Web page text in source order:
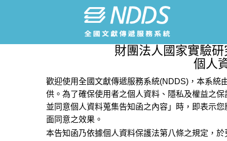
財團法人國家實驗
個人
歡迎使用全國文獻傳遞服務系統(NDDS)，本系統
供。為了確保使用者之個人資料、隱私及權益之
並同意個人資料蒐集告知函之內容」時，即表示
面同意之效果。
本告知函乃依據個人資料保護法第八條之規定，